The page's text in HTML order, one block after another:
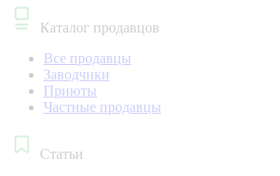
Каталог продавцов
Все продавцы
Заводчики
Приюты
Частные продавцы
Статьи